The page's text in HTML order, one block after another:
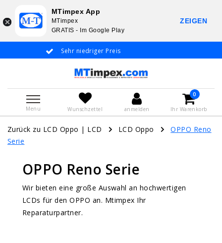
Deutsche Sprache
Menu Wunschzettel anmelden
0
Ihr Warenkorb
Zurück zu LCD Oppo | LCD LCD Oppo
OPPO Reno
Serie
OPPO Reno Serie
Wir bieten eine große Auswahl an hochwertigen
LCDs für den OPPO an. Mtimpex Ihr
Reparaturpartner.
MTimpex App
MTimpex
GRATIS - Im Google Play
ZEIGEN